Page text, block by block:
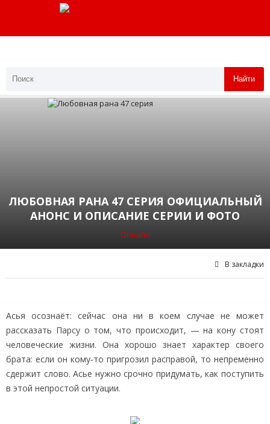
Найти
ЛЮБОВНАЯ РАНА 47 СЕРИЯ ОФИЦИАЛЬНЫЙ
АНОНС И ОПИСАНИЕ СЕРИИ И ФОТО
Онлайн
В закладки
Асья осознаёт: сейчас она ни в коем случае не может
рассказать Парсу о том, что происходит, — на кону стоят
человеческие жизни. Она хорошо знает характер своего
брата: если он кому‑то пригрозил расправой, то непременно
сдержит слово. Асье нужно срочно придумать, как поступить
в этой непростой ситуации.